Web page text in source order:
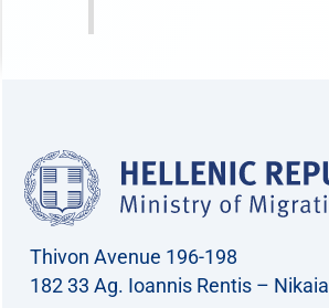
Thivon Avenue 196-198
182 33 Ag. Ioannis Rentis – Nikaia